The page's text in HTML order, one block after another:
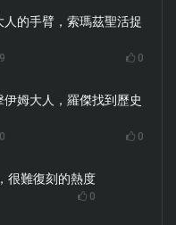
的手臂，索瑪茲聖活捉
0
姆大人，羅傑找到歷史
0
很難復刻的熱度
0